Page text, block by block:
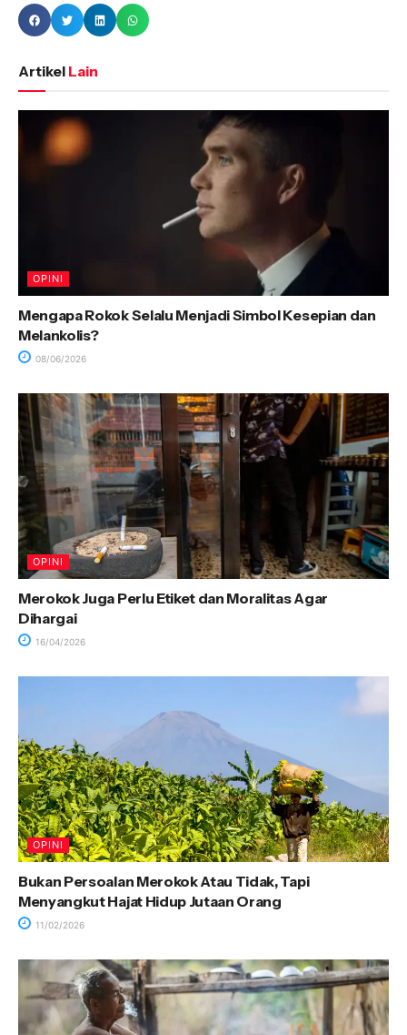
Artikel Lain
OPINI
Mengapa Rokok Selalu Menjadi Simbol Kesepian dan
Melankolis?
08/06/2026
OPINI
Merokok Juga Perlu Etiket dan Moralitas Agar
Dihargai
16/04/2026
OPINI
Bukan Persoalan Merokok Atau Tidak, Tapi
Menyangkut Hajat Hidup Jutaan Orang
11/02/2026